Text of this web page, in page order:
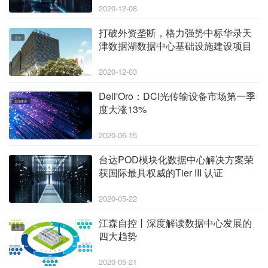
2020-12-08
企业
打破外资垄断，格力强势中标华录天
津数据湖数据中心基础设施建设项目
2020-12-03
舒适家居
Dell'Oro：DCI光传输设备市场第一季
度大涨13%
2020-06-15
企业
台达POD模块化数据中心解决方案荣
获国际最具权威的Tier III 认证
2020-05-22
企业
江森自控丨深度解读数据中心发展的
四大趋势
2020-05-21